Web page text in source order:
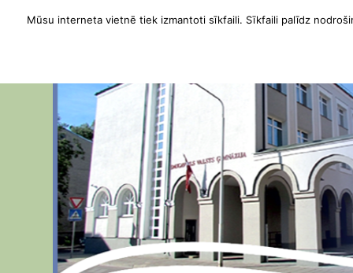
Mūsu interneta vietnē tiek izmantoti sīkfaili. Sīkfaili palīdz